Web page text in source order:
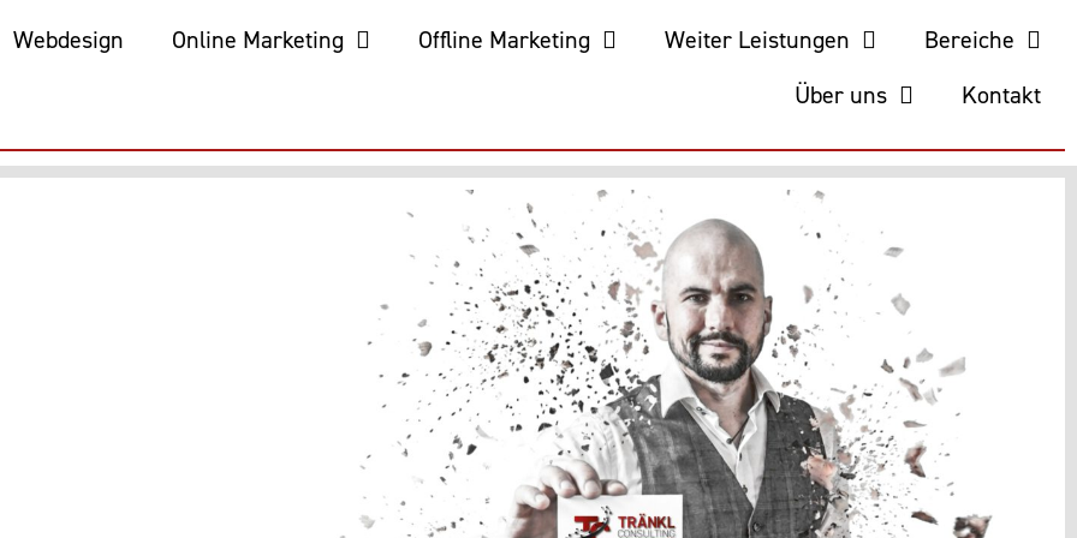
Webdesign Online Marketing Offline Marketing Weiter Leistungen
Bereiche
Über uns
Kontakt